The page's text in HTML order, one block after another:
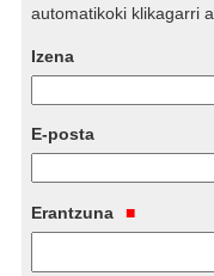
automatikoki klikagarri
Izena
E-posta
Erantzuna